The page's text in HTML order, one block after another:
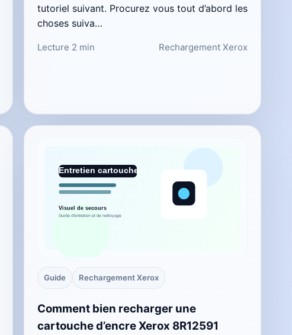
tutoriel suivant. Procurez vous tout d’abord les
choses suiva…
Lecture 2 min Rechargement Xerox
Guide Rechargement Xerox
Comment bien recharger une
cartouche d’encre Xerox 8R12591